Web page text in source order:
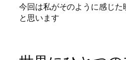
今回は私がそのように感じた
と思います